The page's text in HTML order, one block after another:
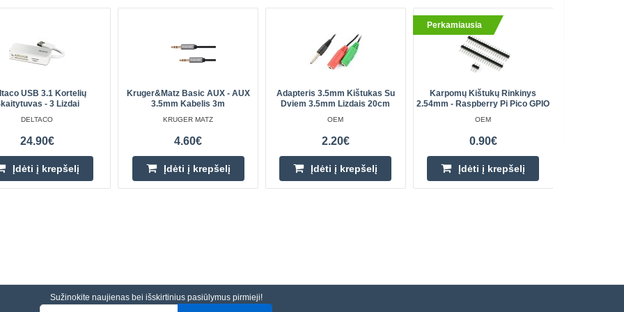
USB 3.1 Kortelių
- 3 Lizdai
DELTACO
24.90€
Įdėti į krepšelį
Kruger&Matz Basic AUX - AUX
3.5mm Kabelis 3m
KRUGER MATZ
4.60€
Įdėti į krepšelį
Adapteris 3.5mm Kištukas Su
Dviem 3.5mm Lizdais 20cm
OEM
2.20€
Įdėti į krepšelį
Perkamiausia
Karpomų Kištukų Rinkinys
2.54mm - Raspberry Pi Pico GPIO
OEM
0.90€
Įdėti į krepšelį
Sužinokite naujienas bei išskirtinius pasiūlymus pirmieji!